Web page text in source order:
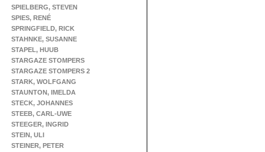
SPIELBERG, STEVEN
SPIES, RENÉ
SPRINGFIELD, RICK
STAHNKE, SUSANNE
STAPEL, HUUB
STARGAZE STOMPERS
STARGAZE STOMPERS 2
STARK, WOLFGANG
STAUNTON, IMELDA
STECK, JOHANNES
STEEB, CARL-UWE
STEEGER, INGRID
STEIN, ULI
STEINER, PETER